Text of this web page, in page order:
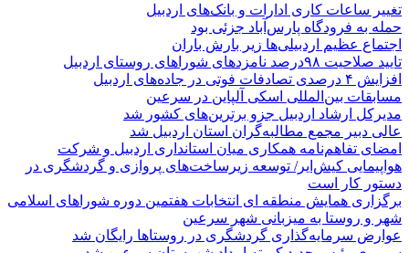
تغییر ساعات کاری ادارات و بانک‌های اردبیل
حمله به فرودگاه پارس‌‌آباد جزئی بود
اجتماع عظیم اردبیلی‌ها زیر بارش باران
تایید صلاحیت ۹۸درصد نامزدهای شوراهای روستای اردبیل
افزایش ۴ درصدی تصادفات فوتی در جاده‌های اردبیل
مسابقات بین‌المللی اسکی آلپاین در سرعین
مدیرکل ارشاد اردبیل جزو برترین‌های کشور شد
عالی دبیر مجمع مطالبه‌گران استان اردبیل شد
امضای تفاهم‌نامه همکاری میان استانداری اردبیل و شرکت
هواپیمایی کیش‌ایر/ توسعه زیرساخت‌های پروازی و گردشگری در
دستور کار است
برگزاری همایش منطقه ای انتخابات هفتمین دوره شوراهای اسلامی
شهر و روستا به میزبانی شهر سرعین
عوارض سرمایه‌گذاری گردشگری در روستاها رایگان شد